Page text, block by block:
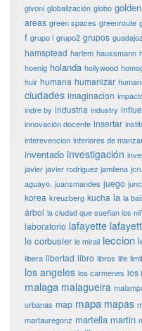
givoni globalización globo
areas green spaces greenroute
f grupo i grupo2 grupos guadajoz
hamsptead harlem haussmann
hoenig holanda hollywood
huir humana humanizar
ciudades imaginacion
indre by industria industry
innovación docente insertar
interevencion interiores de
inventado investigación
javier javier rodriguez jamilena
aguayo. juansmandes juego
korea kreuzberg kucha la la
árbol la ciudad que sueñan los
laboratorio lafayette
le corbusier le mirail leccion
libera libertad libro libros life
los angeles los carmenes los
malaga malagueira
urbanas map mapa mapas
martauregonz martella martin